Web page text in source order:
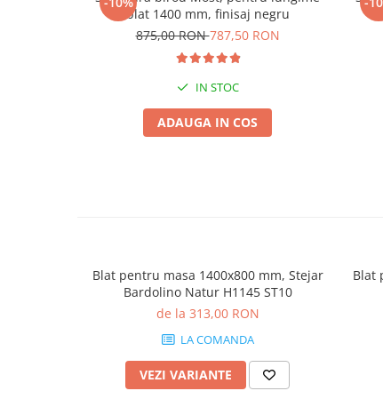
blat 1400 mm, finisaj negru
875,00 RON787,50 RON
IN STOC
ADAUGA IN COS
Blat pentru masa 1400x800 mm, Stejar
Bardolino Natur H1145 ST10
de la 313,00 RON
LA COMANDA
VEZI VARIANTE
Blat